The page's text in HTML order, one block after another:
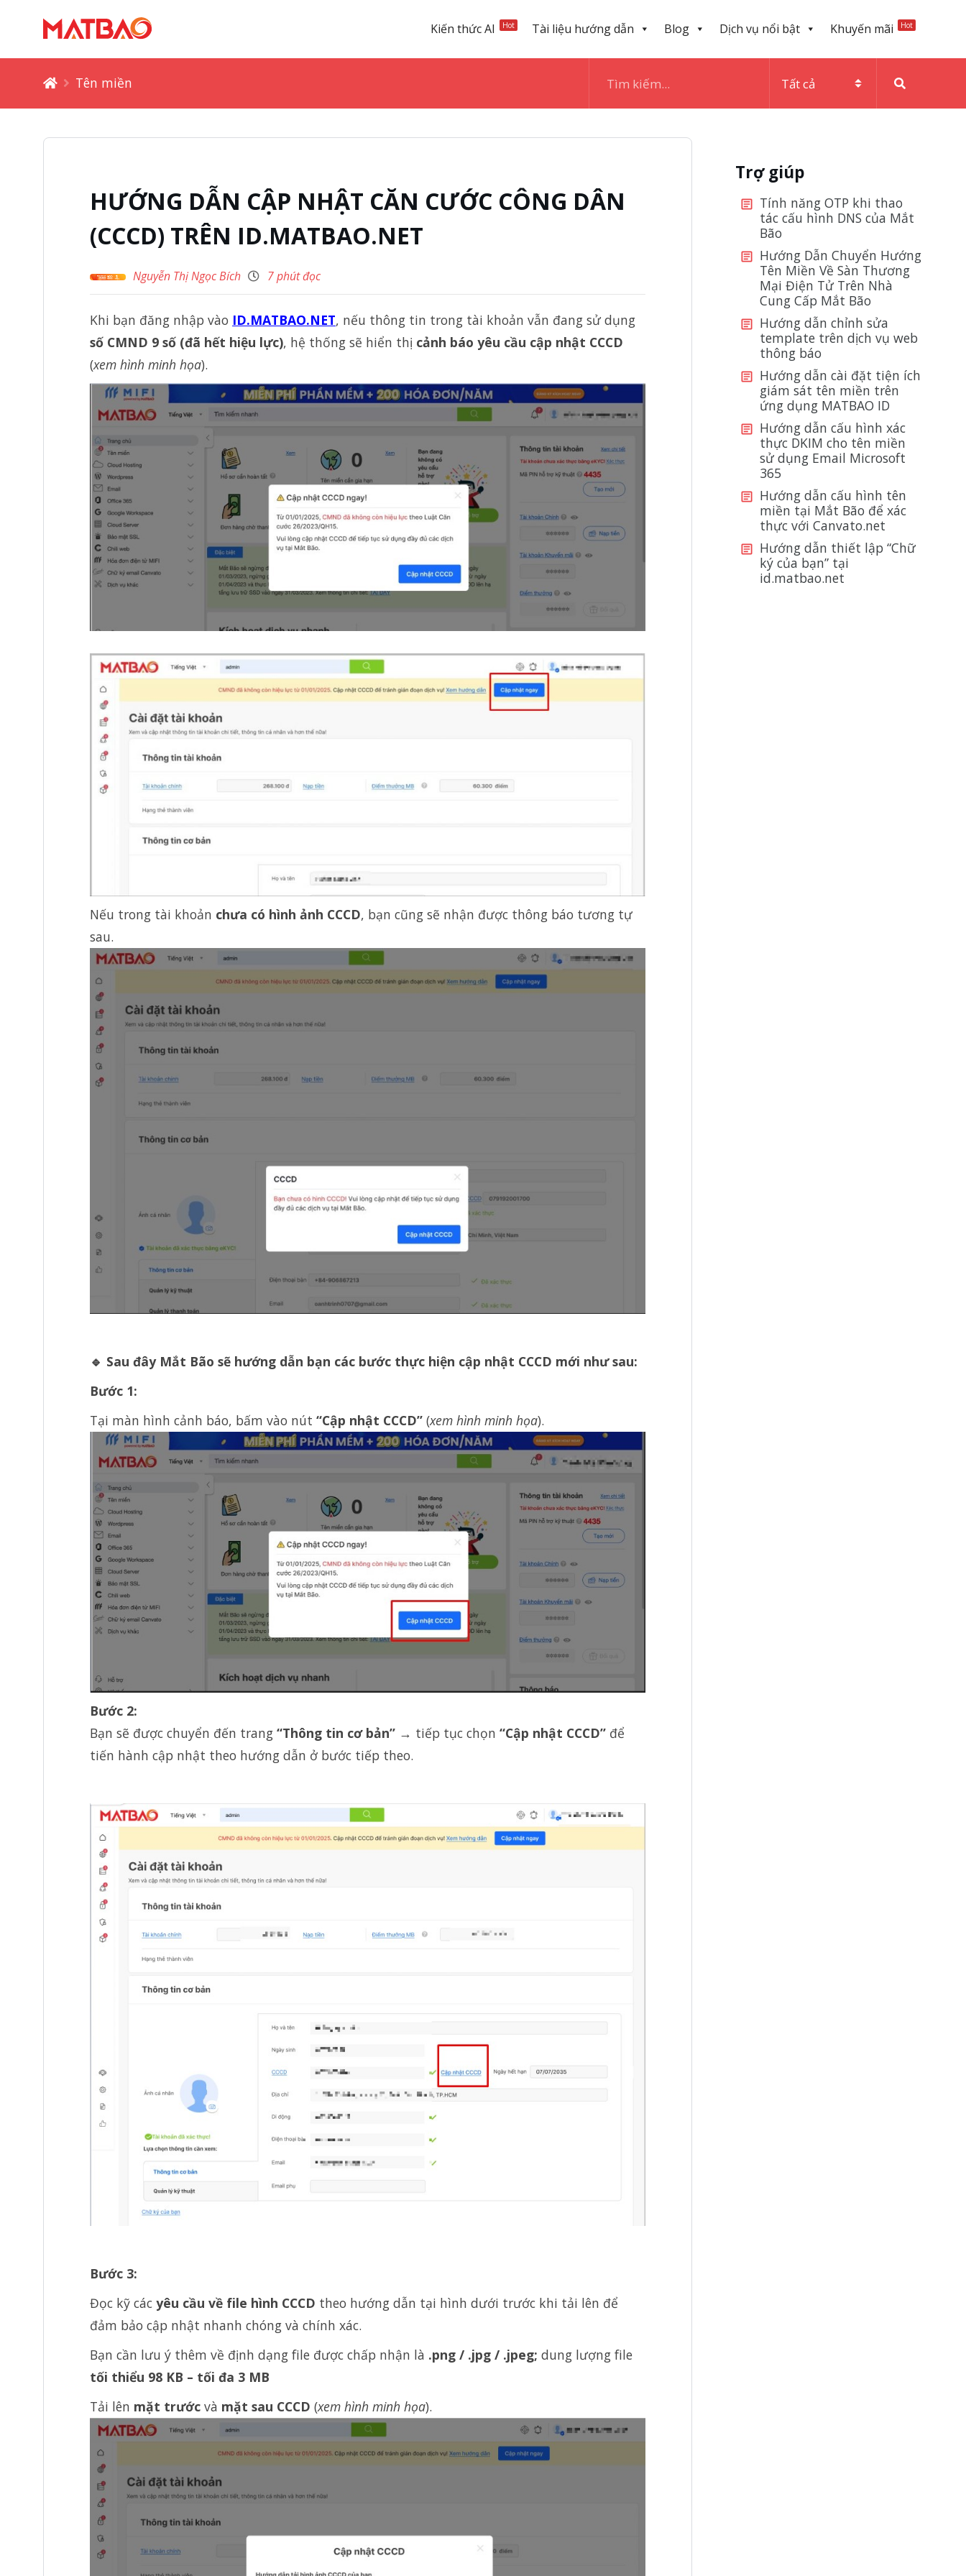
Kiến thức AI Hot Tài liệu hướng dẫn Blog Dịch vụ nổi bật Khuyến mãi Hot
Tên miền
HƯỚNG DẪN CẬP NHẬT CĂN CƯỚC CÔNG DÂN
(CCCD) TRÊN ID.MATBAO.NET
Nguyễn Thị Ngọc Bích 7 phút đọc
Khi bạn đăng nhập vào ID.MATBAO.NET, nếu thông tin trong tài khoản vẫn đang sử dụng
số CMND 9 số (đã hết hiệu lực), hệ thống sẽ hiển thị cảnh báo yêu cầu cập nhật CCCD
(xem hình minh họa).
Nếu trong tài khoản chưa có hình ảnh CCCD, bạn cũng sẽ nhận được thông báo tương tự
sau.
🔹 Sau đây Mắt Bão sẽ hướng dẫn bạn các bước thực hiện cập nhật CCCD mới như sau:
Bước 1:
Tại màn hình cảnh báo, bấm vào nút “Cập nhật CCCD” (xem hình minh họa).
Bước 2:
Bạn sẽ được chuyển đến trang “Thông tin cơ bản” → tiếp tục chọn “Cập nhật CCCD” để
tiến hành cập nhật theo hướng dẫn ở bước tiếp theo.
Bước 3:
Đọc kỹ các yêu cầu về file hình CCCD theo hướng dẫn tại hình dưới trước khi tải lên để
đảm bảo cập nhật nhanh chóng và chính xác.
Bạn cần lưu ý thêm về định dạng file được chấp nhận là .png / .jpg / .jpeg; dung lượng file
tối thiểu 98 KB – tối đa 3 MB
Tải lên mặt trước và mặt sau CCCD (xem hình minh họa).
Trợ giúp
Tính năng OTP khi thao
tác cấu hình DNS của Mắt
Bão
Hướng Dẫn Chuyển Hướng
Tên Miền Về Sàn Thương
Mại Điện Tử Trên Nhà
Cung Cấp Mắt Bão
Hướng dẫn chỉnh sửa
template trên dịch vụ web
thông báo
Hướng dẫn cài đặt tiện ích
giám sát tên miền trên
ứng dụng MATBAO ID
Hướng dẫn cấu hình xác
thực DKIM cho tên miền
sử dụng Email Microsoft
365
Hướng dẫn cấu hình tên
miền tại Mắt Bão để xác
thực với Canvato.net
Hướng dẫn thiết lập “Chữ
ký của bạn” tại
id.matbao.net